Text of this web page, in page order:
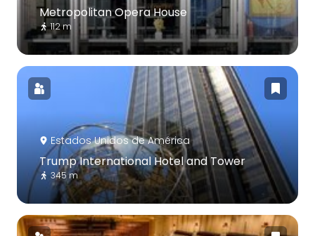
Metropolitan Opera House
112 m
Estados Unidos de América
Trump International Hotel and Tower
345 m